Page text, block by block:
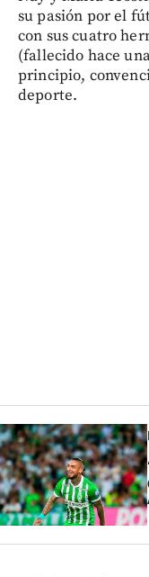
su pasión por el
con sus cuatro
(fallecido hace
principio,
deporte.